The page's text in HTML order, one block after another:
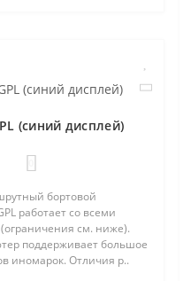
(синий дисплей)
бортовой
работает со всеми
см. ниже).
поддерживает большое
иномарок. Отличия р..